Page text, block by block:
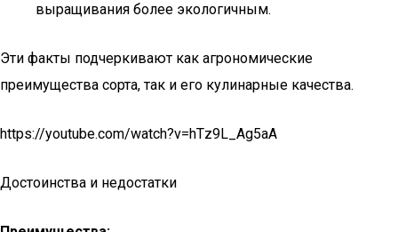
выращивания более экологичным.
Эти факты подчеркивают как агрономические
преимущества сорта, так и его кулинарные качества.
https://youtube.com/watch?v=hTz9L_Ag5aA
Достоинства и недостатки